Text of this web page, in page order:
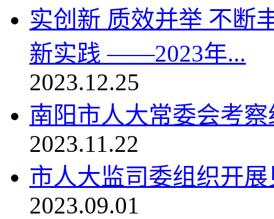
实创新 质效并举 不断
新实践 ——2023年...
2023.12.25
南阳市人大常委会考
2023.11.22
市人大监司委组织开
2023.09.01